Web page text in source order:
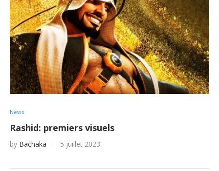
News
Rashid: premiers visuels
by Bachaka 5 juillet 2023